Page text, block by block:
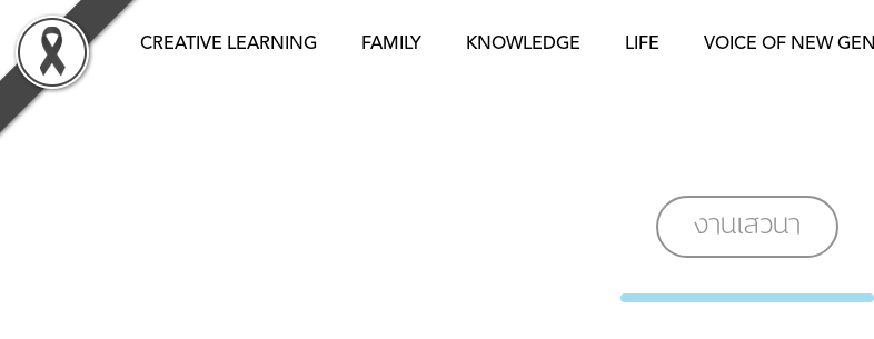
content
CREATIVE LEARNING FAMILY KNOWLEDGE LIFE VOICE OF NEW GEN
งานเสวนา